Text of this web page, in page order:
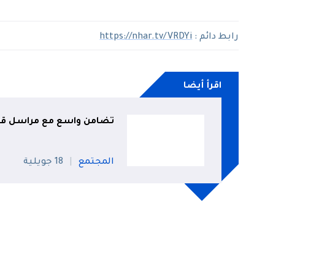
رابط دائم :https://nhar.tv/VRDYi
اقرأ أيضا
تضامن واسع مع مراسل
المجتمع 18 جويلية